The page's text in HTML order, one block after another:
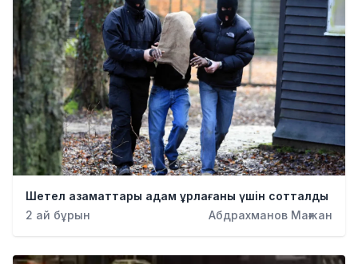
Шетел азаматтары адам ұрлағаны үшін сотталды
2 ай бұрын
Абдрахманов Мағжан